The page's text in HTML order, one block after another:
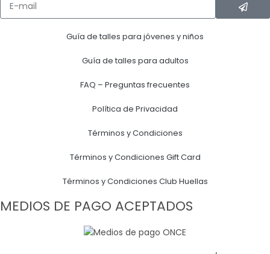
Guía de talles para jóvenes y niños
Guía de talles para adultos
FAQ – Preguntas frecuentes
Política de Privacidad
Términos y Condiciones
Términos y Condiciones Gift Card
Términos y Condiciones Club Huellas
MEDIOS DE PAGO ACEPTADOS